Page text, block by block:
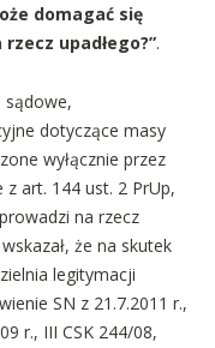
domagać się
upadłego?”.
sądowe,
dotyczące masy
wyłącznie przez
art. 144 ust. 2 PrUp,
na rzecz
że na skutek
legitymacji
SN z 21.7.2011 r.,
r., III CSK 244/08,